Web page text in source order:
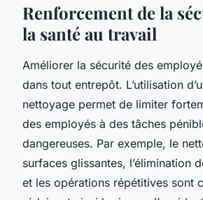
Renforcement de la
la santé au travail
Améliorer la sécurité des
dans tout entrepôt. L’utilisation
nettoyage permet de limiter
des employés à des tâches
dangereuses. Par exemple, le
surfaces glissantes, l’élimination
et les opérations répétitives sont